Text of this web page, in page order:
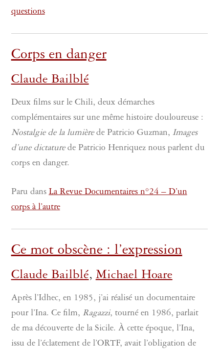
questions
Corps en danger
Claude Bailblé
Deux films sur le Chili, deux démarches
complémentaires sur une même histoire douloureuse :
Nostalgie de la lumièrede Patricio Guzman, Images
d’une dictaturede Patricio Henriquez nous parlent du
corps en danger.
Paru dansLa Revue Documentaires n°24 – D’un
corps à l’autre
Ce mot obscène : l’expression
Claude Bailblé,Michael Hoare
Après l’Idhec, en 1985, j’ai réalisé un documentaire
pour l’Ina. Ce film, Ragazzi, tourné en 1986, parlait
de ma découverte de la Sicile. À cette époque, l’Ina,
issu de l’éclatement de l’ORTF, avait l’obligation de